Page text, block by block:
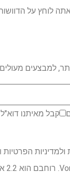
לוחץ על
למבצעים מעולים
קבל מאיתנו
הפרטיות ואתה